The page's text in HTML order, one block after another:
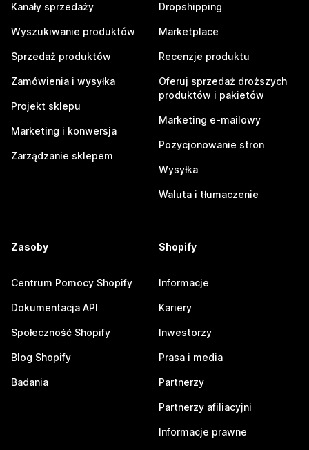
Kanały sprzedaży
Wyszukiwanie produktów
Sprzedaż produktów
Zamówienia i wysyłka
Projekt sklepu
Marketing i konwersja
Zarządzanie sklepem
Dropshipping
Marketplace
Recenzje produktu
Oferuj sprzedaż droższych
produktów i pakietów
Marketing e-mailowy
Pozycjonowanie stron
Wysyłka
Waluta i tłumaczenie
Zasoby
Centrum Pomocy Shopify
Dokumentacja API
Społeczność Shopify
Blog Shopify
Badania
Shopify
Informacje
Kariery
Inwestorzy
Prasa i media
Partnerzy
Partnerzy afiliacyjni
Informacje prawne